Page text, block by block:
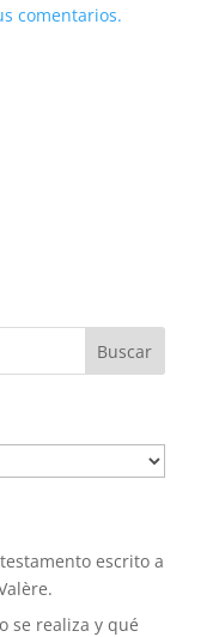
comentarios.
escrito a
se realiza y qué